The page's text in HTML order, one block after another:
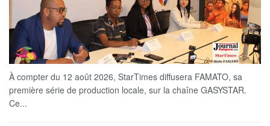
À compter du 12 août 2026, StarTimes diffusera FAMATO, sa
première série de production locale, sur la chaîne GASYSTAR.
Ce...